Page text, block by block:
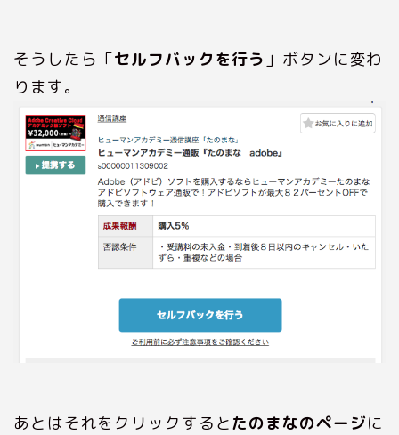
そうしたら「セルフバックを行う 」ボタンに変わ
ります。
あとはそれをクリックするとたのまなのページに